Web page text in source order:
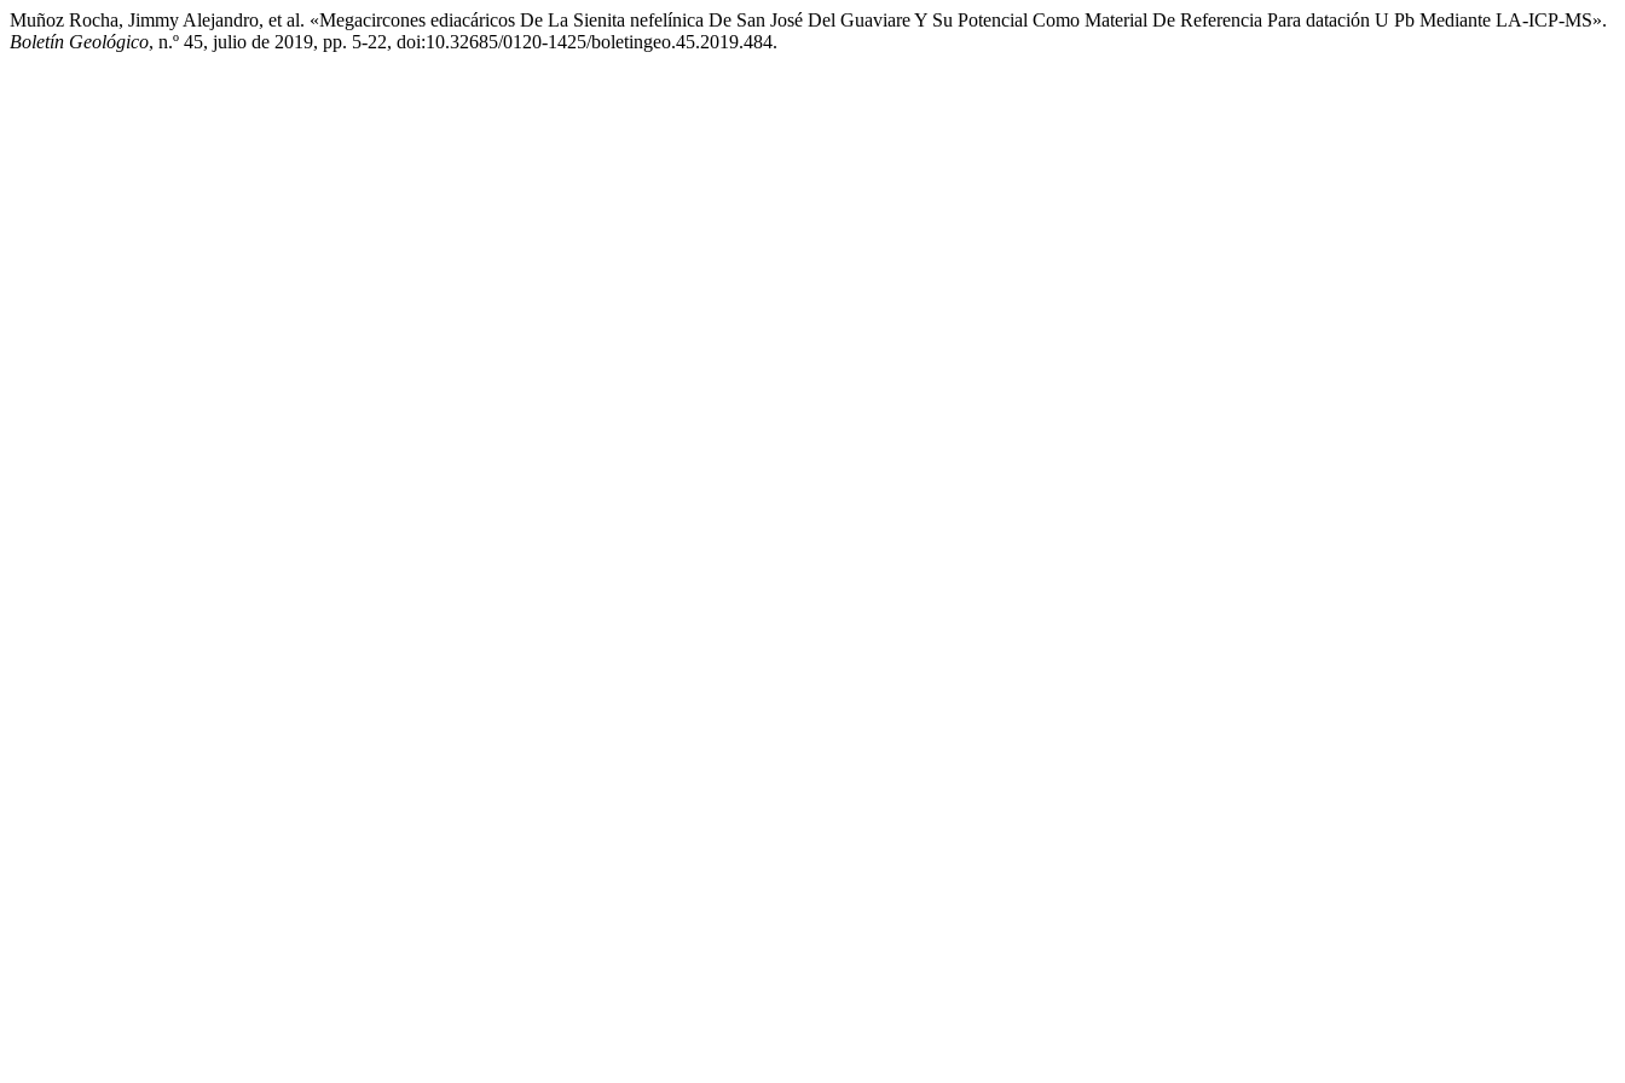
Muñoz Rocha, Jimmy Alejandro, et al. «Megacircones ediacáricos De La Sienita nefelínica De San José Del Guaviare Y Su Potencial Como Material De Referencia Para datación U Pb Mediante LA-ICP-MS».
Boletín Geológico, n.º 45, julio de 2019, pp. 5-22, doi:10.32685/0120-1425/boletingeo.45.2019.484.